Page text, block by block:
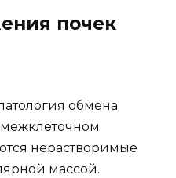
почек
обмена
нерастворимые
массой.